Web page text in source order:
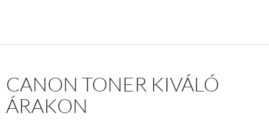
CANON TONER KIVÁLÓ
ÁRAKON